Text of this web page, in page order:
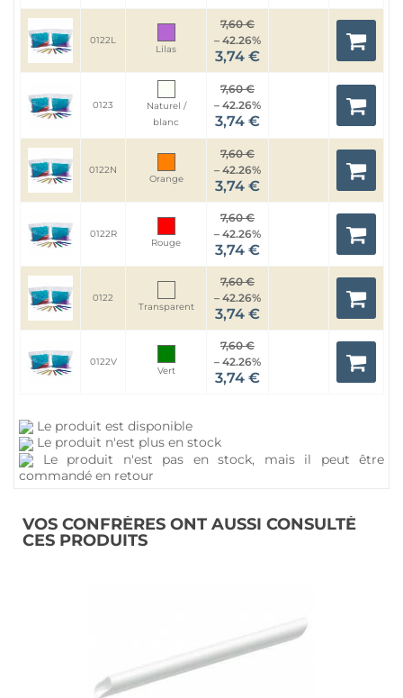
0122L
Lilas
7,60 €
– 42.26%
3,74 €
0123
Naturel /
blanc
7,60 €
– 42.26%
3,74 €
0122N
Orange
7,60 €
– 42.26%
3,74 €
0122R
Rouge
7,60 €
– 42.26%
3,74 €
0122
Transparent
7,60 €
– 42.26%
3,74 €
0122V
Vert
7,60 €
– 42.26%
3,74 €
Le produit est disponible
Le produit n'est plus en stock
Le produit n'est pas en stock, mais il peut être
commandé en retour
VOS CONFRÈRES ONT AUSSI CONSULTÉ
CES PRODUITS